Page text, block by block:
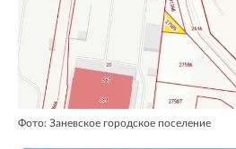
Фото: Заневское городское поселение